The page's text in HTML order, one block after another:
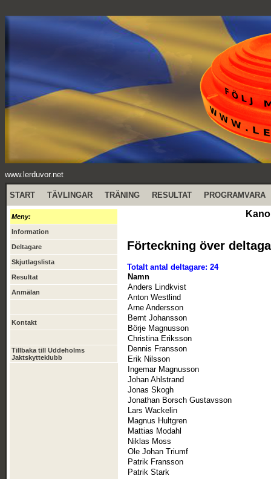
www.lerduvor.net
START TÄVLINGAR TRÄNING RESULTAT PROGRAMVARA
Meny:
Information
Deltagare
Skjutlagslista
Resultat
Anmälan
Kontakt
Tillbaka till Uddeholms
Jaktskytteklubb
Förteckning över
Totalt antal deltagare: 24
Namn
Anders Lindkvist
Anton Westlind
Arne Andersson
Bernt Johansson
Börje Magnusson
Christina Eriksson
Dennis Fransson
Erik Nilsson
Ingemar Magnusson
Johan Ahlstrand
Jonas Skogh
Jonathan Borsch Gustavsson
Lars Wackelin
Magnus Hultgren
Mattias Modahl
Niklas Moss
Ole Johan Triumf
Patrik Fransson
Patrik Stark